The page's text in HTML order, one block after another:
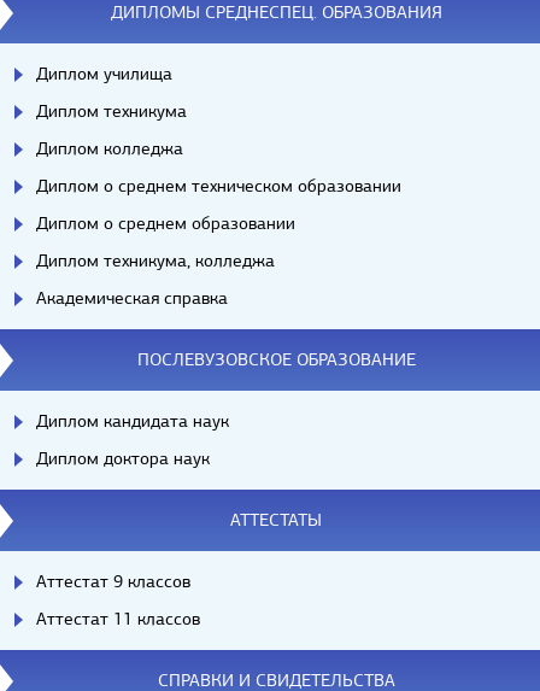
ДИПЛОМЫ СРЕДНЕСПЕЦ. ОБРАЗОВАНИЯ
Диплом училища
Диплом техникума
Диплом колледжа
Диплом о среднем техническом образовании
Диплом о среднем образовании
Диплом техникума, колледжа
Академическая справка
ПОСЛЕВУЗОВСКОЕ ОБРАЗОВАНИЕ
Диплом кандидата наук
Диплом доктора наук
АТТЕСТАТЫ
Аттестат 9 классов
Аттестат 11 классов
СПРАВКИ И СВИДЕТЕЛЬСТВА